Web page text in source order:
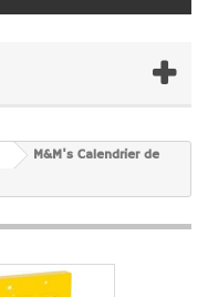
M&M's Calendrier de